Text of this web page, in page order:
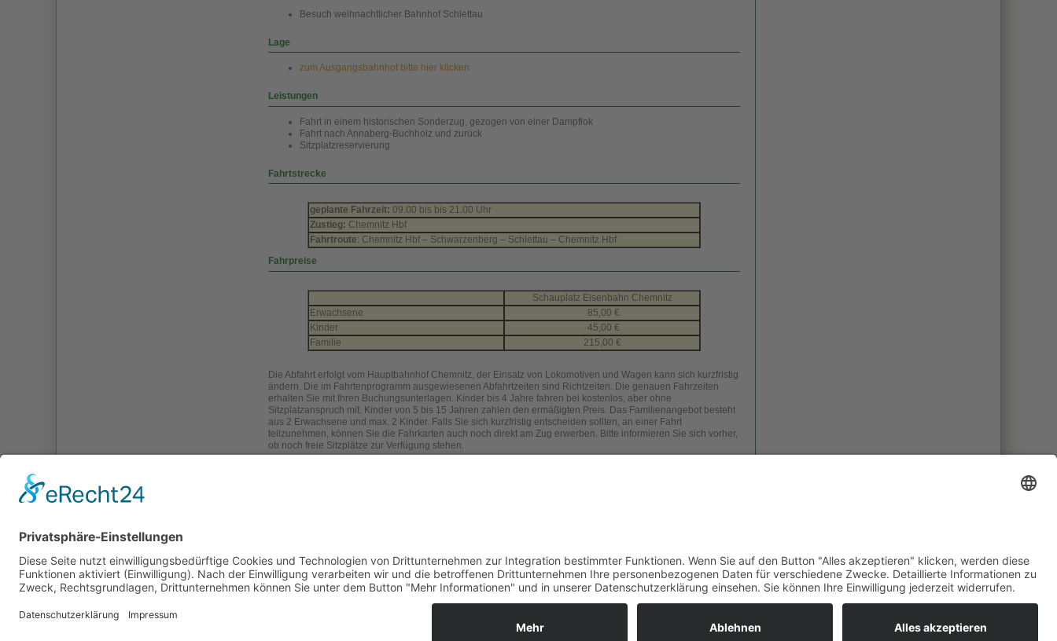
Besuch weihnachtlicher Bahnhof Schlettau
Lage
zum Ausgangsbahnhof bitte hier klicken
Leistungen
Fahrt in einem historischen Sonderzug, gezogen von einer Dampflok
Fahrt nach Annaberg-Buchholz und zurück
Sitzplatzreservierung
Fahrtstrecke
geplante Fahrzeit: 09.00 bis bis 21.00 Uhr
Zustieg: Chemnitz Hbf
Fahrtroute: Chemnitz Hbf – Schwarzenberg – Schlettau – Chemnitz Hbf
Fahrpreise
Schauplatz Eisenbahn Chemnitz
Erwachsene
85,00 €
Kinder
45,00 €
Familie
215,00 €
Die Abfahrt erfolgt vom Hauptbahnhof Chemnitz, der Einsatz von Lokomotiven und Wagen kann sich kurzfristig
ändern. Die im Fahrtenprogramm ausgewiesenen Abfahrtzeiten sind Richtzeiten. Die genauen Fahrzeiten
erhalten Sie mit Ihren Buchungsunterlagen. Kinder bis 4 Jahre fahren bei kostenlos, aber ohne
Sitzplatzanspruch mit. Kinder von 5 bis 15 Jahren zahlen den ermäßigten Preis. Das Familienangebot besteht
aus 2 Erwachsene und max. 2 Kinder. Falls Sie sich kurzfristig entscheiden sollten, an einer Fahrt
teilzunehmen, können Sie die Fahrkarten auch noch direkt am Zug erwerben. Bitte informieren Sie sich vorher,
ob noch freie Sitzplätze zur Verfügung stehen.